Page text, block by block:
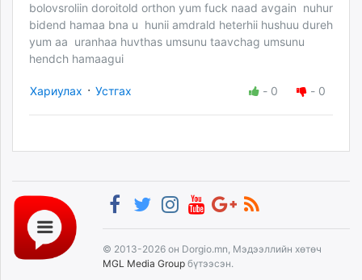
bolovsroliin doroitold orthon yum fuck naad avgain nuhur
bidend hamaa bna u hunii amdrald heterhii hushuu dureh
yum aa uranhaa huvthas umsunu taavchag umsunu
hendch hamaagui
Хариулах · Устгах - 0 - 0
© 2013-2026 он Dorgio.mn, Мэдээллийн хөтөч
MGL Media Group бүтээсэн.